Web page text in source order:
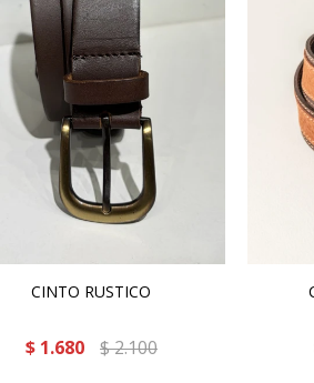
CINTO RUSTICO
$ 1.680 $2.100